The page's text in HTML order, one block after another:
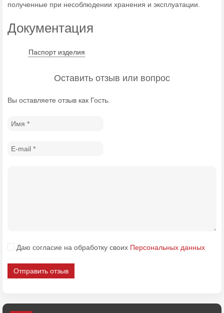
полученные при несоблюдении хранения и эксплуатации.
Документация
Паспорт изделия
Оставить отзыв или вопрос
Вы оставляете отзыв как Гость.
Даю согласие на обработку своих Персональных данных
Отправить отзыв